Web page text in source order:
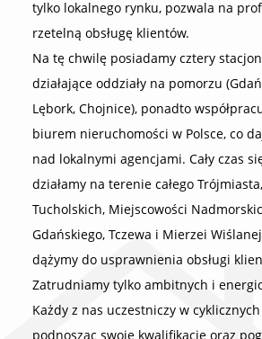
tylko lokalnego rynku, pozwala na
rzetelną obsługę klientów.
Na tę chwilę posiadamy cztery
działające oddziały na pomorzu
Lębork, Chojnice), ponadto
biurem nieruchomości w Polsce, co
nad lokalnymi agencjami. Cały czas
działamy na terenie całego
Tucholskich, Miejscowości
Gdańskiego, Tczewa i Mierzei
dążymy do usprawnienia obsługi
Zatrudniamy tylko ambitnych i
Każdy z nas uczestniczy w
podnosząc swoje kwalifikacje oraz